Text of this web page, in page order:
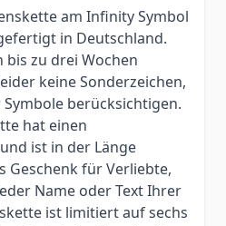
am Infinity Symbol
in Deutschland.
zu drei Wochen
keine Sonderzeichen,
berücksichtigen.
hat einen
ist in der Länge
Geschenk für Verliebte,
Name oder Text Ihrer
ist limitiert auf sechs